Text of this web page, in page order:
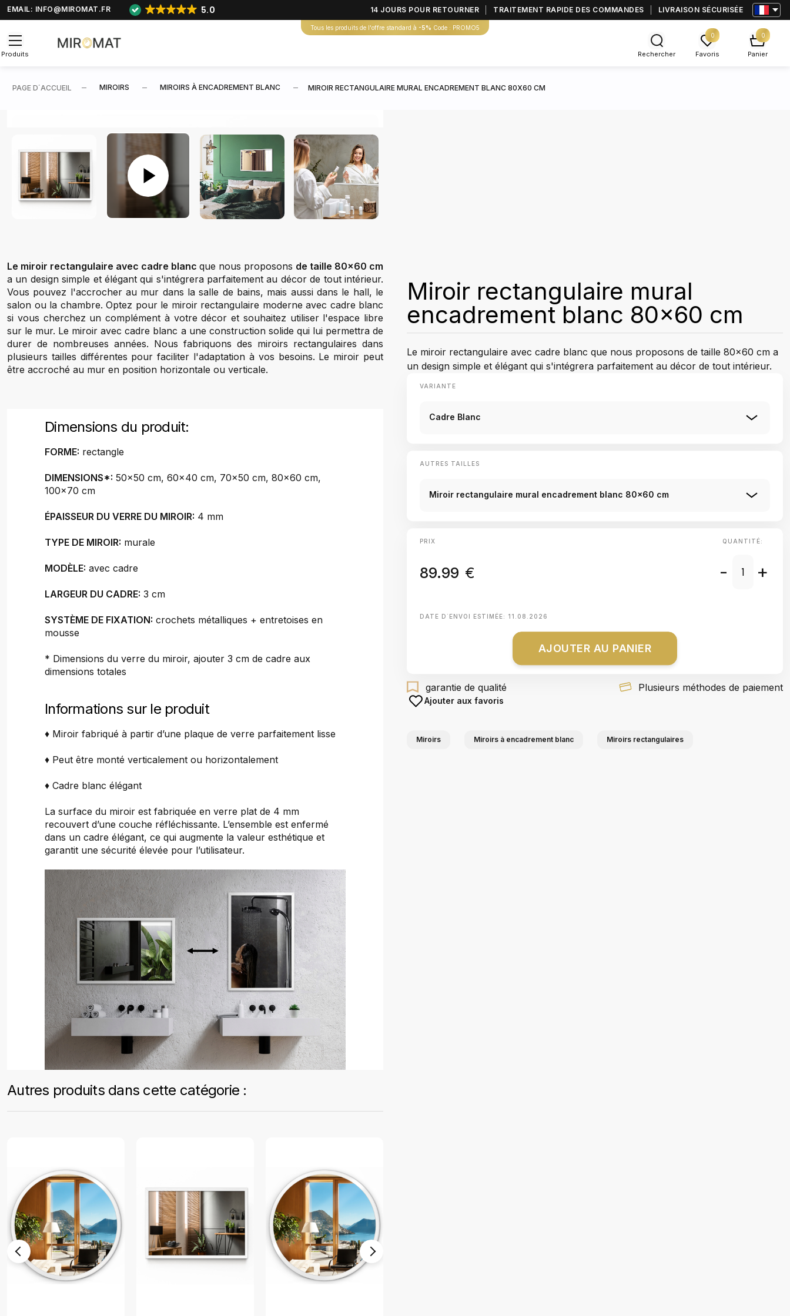
EMAIL: INFO@MIROMAT.FR 5.0 14 JOURS POUR RETOURNER TRAITEMENT RAPIDE DES COMMANDES LIVRAISON SÉCURISÉE
Tous les produits de l'offre standard à -5% Code : PROMO5
Produits Rechercher
0
Favoris
0
Panier
PAGE D΄ACCUEIL MIROIRS MIROIRS À ENCADREMENT BLANC MIROIR RECTANGULAIRE MURAL ENCADREMENT BLANC 80X60 CM
Le miroir rectangulaire avec cadre blanc que nous proposons de taille 80x60 cm
a un design simple et élégant qui s'intégrera parfaitement au décor de tout intérieur.
Vous pouvez l'accrocher au mur dans la salle de bains, mais aussi dans le hall, le
salon ou la chambre. Optez pour le miroir rectangulaire moderne avec cadre blanc
si vous cherchez un complément à votre décor et souhaitez utiliser l'espace libre
sur le mur. Le miroir avec cadre blanc a une construction solide qui lui permettra de
durer de nombreuses années. Nous fabriquons des miroirs rectangulaires dans
plusieurs tailles différentes pour faciliter l'adaptation à vos besoins. Le miroir peut
être accroché au mur en position horizontale ou verticale.
Dimensions du produit:
FORME: rectangle
DIMENSIONS*: 50x50 cm, 60x40 cm, 70x50 cm, 80x60 cm,
100x70 cm
ÉPAISSEUR DU VERRE DU MIROIR: 4 mm
TYPE DE MIROIR: murale
MODÈLE: avec cadre
LARGEUR DU CADRE: 3 cm
SYSTÈME DE FIXATION: crochets métalliques + entretoises en
mousse
* Dimensions du verre du miroir, ajouter 3 cm de cadre aux
dimensions totales
Informations sur le produit
♦ Miroir fabriqué à partir d’une plaque de verre parfaitement lisse
♦ Peut être monté verticalement ou horizontalement
♦ Cadre blanc élégant
La surface du miroir est fabriquée en verre plat de 4 mm
recouvert d’une couche réfléchissante. L’ensemble est enfermé
dans un cadre élégant, ce qui augmente la valeur esthétique et
garantit une sécurité élevée pour l’utilisateur.
Autres produits dans cette catégorie :
Miroir rectangulaire mural
encadrement blanc 80x60 cm
Le miroir rectangulaire avec cadre blanc que nous proposons de taille 80x60 cm a
un design simple et élégant qui s'intégrera parfaitement au décor de tout intérieur.
VARIANTE
Cadre Blanc
AUTRES TAILLES
Miroir rectangulaire mural encadrement blanc 80x60 cm
PRIX
89.99 €
QUANTITÉ:
- +
DATE D΄ENVOI ESTIMÉE: 11.08.2026
AJOUTER AU PANIER
garantie de qualité Plusieurs méthodes de paiement
Ajouter aux favoris
Miroirs Miroirs à encadrement blanc Miroirs rectangulaires